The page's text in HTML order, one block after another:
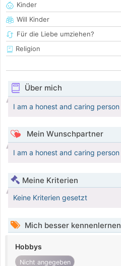
Kinder
Will Kinder
Für die Liebe umziehen?
Religion
Über mich
I am a honest and caring person
Mein Wunschpartner
I am a honest and caring person
Meine Kriterien
Keine Kriterien gesetzt
Mich besser kennenlernen
Hobbys
Nicht angegeben